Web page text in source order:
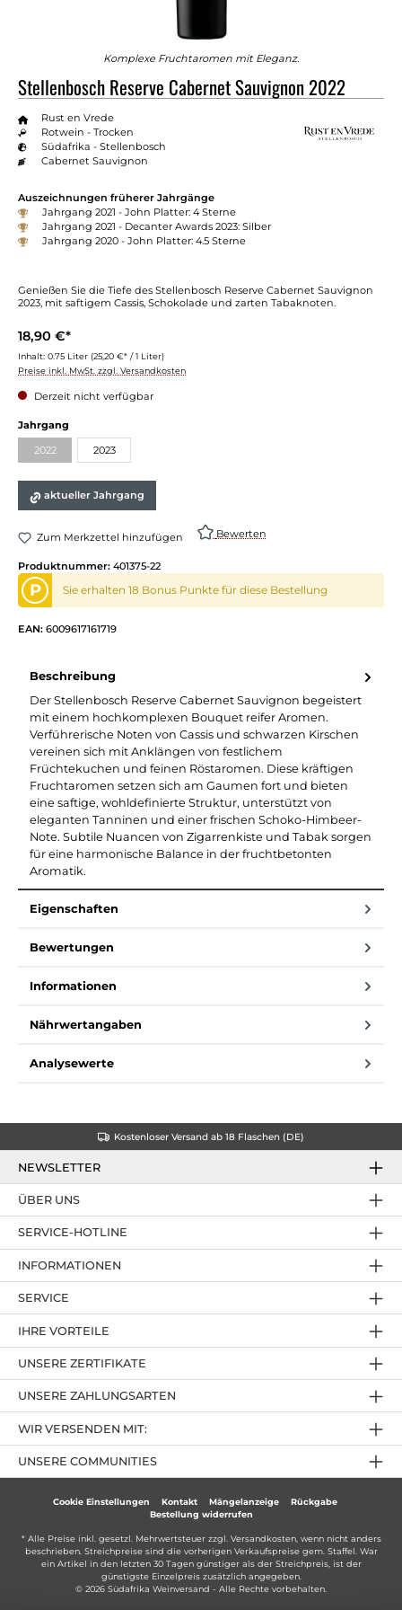
Komplexe Fruchtaromen mit Eleganz.
Stellenbosch Reserve Cabernet Sauvignon 2022
Rust en Vrede
Rotwein - Trocken
Südafrika - Stellenbosch
Cabernet Sauvignon
Auszeichnungen früherer Jahrgänge
Jahrgang 2021 - John Platter: 4 Sterne
Jahrgang 2021 - Decanter Awards 2023: Silber
Jahrgang 2020 - John Platter: 4.5 Sterne
Genießen Sie die Tiefe des Stellenbosch Reserve Cabernet Sauvignon
2023, mit saftigem Cassis, Schokolade und zarten Tabaknoten.
18,90 €*
Inhalt: 0.75 Liter (25,20 €* / 1 Liter)
Preise inkl. MwSt. zzgl. Versandkosten
Derzeit nicht verfügbar
Jahrgang
2022 2023
aktueller Jahrgang
Zum Merkzettel hinzufügen Bewerten
Produktnummer: 401375-22
P Sie erhalten 18 Bonus Punkte für diese Bestellung
EAN: 6009617161719
Beschreibung
Der Stellenbosch Reserve Cabernet Sauvignon begeistert
mit einem hochkomplexen Bouquet reifer Aromen.
Verführerische Noten von Cassis und schwarzen Kirschen
vereinen sich mit Anklängen von festlichem
Früchtekuchen und feinen Röstaromen. Diese kräftigen
Fruchtaromen setzen sich am Gaumen fort und bieten
eine saftige, wohldefinierte Struktur, unterstützt von
eleganten Tanninen und einer frischen Schoko-Himbeer-
Note. Subtile Nuancen von Zigarrenkiste und Tabak sorgen
für eine harmonische Balance in der fruchtbetonten
Aromatik.
Eigenschaften
Bewertungen
Informationen
Nährwertangaben
Analysewerte
Kostenloser Versand ab 18 Flaschen (DE)
NEWSLETTER
SERVICE-HOTLINE
IHRE VORTEILE
UNSERE ZAHLUNGSARTEN
ÜBER UNS
UNSERE ZERTIFIKATE
INFORMATIONEN
SERVICE
UNSERE COMMUNITIES
WIR VERSENDEN MIT:
Cookie Einstellungen Kontakt Mängelanzeige
Rückgabe
Bestellung widerrufen
* Alle Preise inkl. gesetzl. Mehrwertsteuer zzgl. Versandkosten, wenn nicht anders
beschrieben. Streichpreise sind die vorherigen Verkaufspreise gem. Staffel. War
ein Artikel in den letzten 30 Tagen günstiger als der Streichpreis, ist der
günstigste Einzelpreis zusätzlich angegeben.
© 2026 Südafrika Weinversand - Alle Rechte vorbehalten.